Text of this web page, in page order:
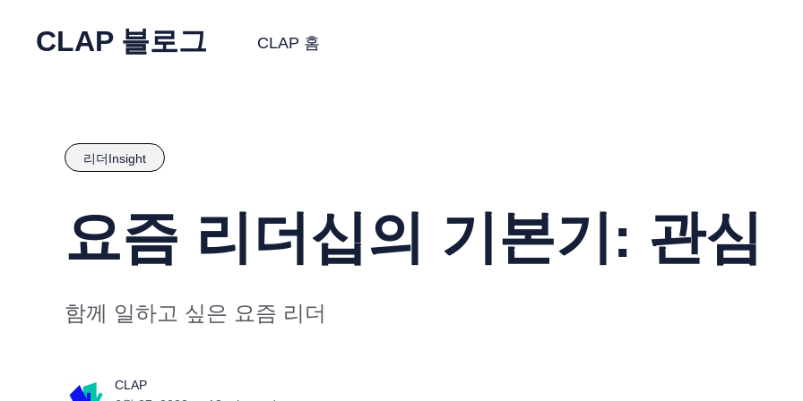
CLAP 블로그 CLAP 홈
리더Insight
요즘 리더십의 기본기: 관심
함께 일하고 싶은 요즘 리더
CLAP